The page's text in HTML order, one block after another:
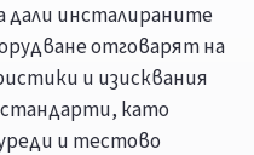
дали инсталираните
отговарят на
и изисквания
като
и тестово